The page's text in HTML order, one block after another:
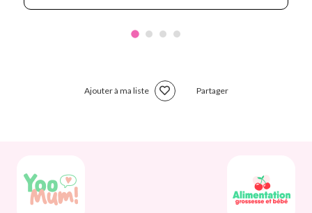
Ajouter à ma liste Partager